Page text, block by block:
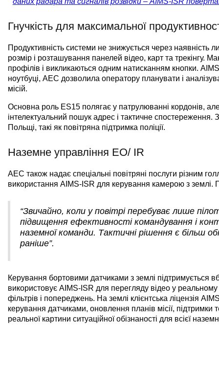
Гнучкість для максимальної
Продуктивність системи не знижується через наявність
розмір і розташування панелей відео, карт та трекінгу.
профілів і викликаються одним натисканням кнопки.
ноутбуці, AEC дозволила оператору планувати і
місій.
Основна роль ES15 полягає у патрулюванні кордонів,
інтелектуальний пошук адрес і тактичне
Польщі, такі як повітряна підтримка поліції.
Наземне управління EO/ IR
AEC також надає спеціальні повітряні послуги різним
використання AIMS-ISR для керування камерою з землі.
“Звичайно, коли у повітрі перебуває лише
підвищення ефективності командування і
наземної команди. Тактичні рішення є більш
раніше”.
Керування бортовими датчиками з землі
використовує AIMS-ISR для перегляду відео у реальному
фільтрів і попереджень. На землі клієнтська ліцензія
керування датчиками, оновлення планів місії, підтримки
реальної картини ситуаційної обізнаності для всієї